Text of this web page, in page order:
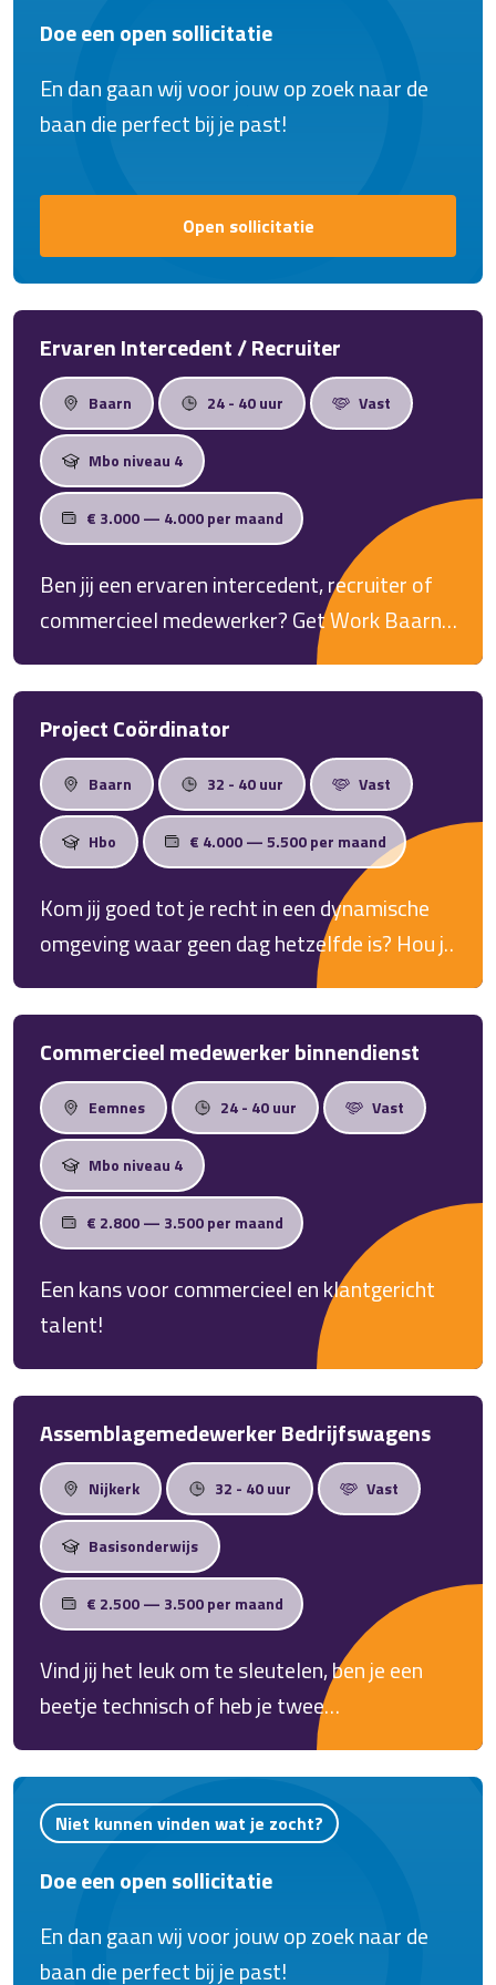
Doe een open sollicitatie
En dan gaan wij voor jouw op zoek naar de
baan die perfect bij je past!
Open sollicitatie
Ervaren Intercedent / Recruiter
Baarn 24 - 40 uur Vast
Mbo niveau 4
€ 3.000 — 4.000 per maand
Ben jij een ervaren intercedent, recruiter of
commercieel medewerker? Get Work Baarn
zoekt een ervaren intercedent voor 24–40
uur per week. Bouw klantrelaties op en
match kandidaten met bedrijven in de regio.
Project Coördinator
Baarn 32 - 40 uur Vast
Hbo € 4.000 — 5.500 per maand
Kom jij goed tot je recht in een dynamische
omgeving waar geen dag hetzelfde is? Hou je
van aanpakken en zaken op orde stellen?
Dan is dit jouw nieuwe baan!
Commercieel medewerker binnendienst
Eemnes 24 - 40 uur Vast
Mbo niveau 4
€ 2.800 — 3.500 per maand
Een kans voor commercieel en klantgericht
talent!
Assemblagemedewerker Bedrijfswagens
Nijkerk 32 - 40 uur Vast
Basisonderwijs
€ 2.500 — 3.500 per maand
Vind jij het leuk om te sleutelen, ben je een
beetje technisch of heb je twee
rechterhanden? Dan zijn wij op zoek naar jou!
Niet kunnen vinden wat je zocht?
Doe een open sollicitatie
En dan gaan wij voor jouw op zoek naar de
baan die perfect bij je past!